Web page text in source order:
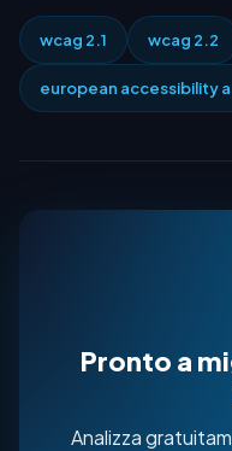
wcag 2.1 wcag 2.2
european accessibility
Pronto a
Analizza